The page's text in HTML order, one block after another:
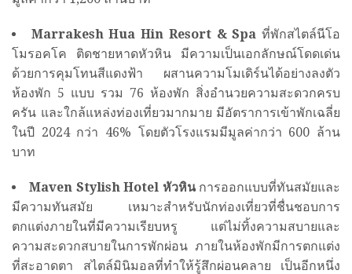
Marrakesh Hua Hin Resort & Spaที่พักสไตล์นีโอ
โมรอคโค ติดชายหาดหัวหิน มีความเป็นเอกลักษณ์โดดเด่น
ด้วยการคุมโทนสีแดงฟ้า ผสานความโมเดิร์นได้อย่างลงตัว
ห้องพัก 5 แบบ รวม 76 ห้องพัก สิ่งอำนวยความสะดวกครบ
ครัน และใกล้แหล่งท่องเที่ยวมากมาย มีอัตราการเข้าพักเฉลี่ย
ในปี 2024 กว่า 46% โดยตัวโรงแรมมีมูลค่ากว่า 600 ล้าน
บาท
Maven Stylish Hotel หัวหิน การออกแบบที่ทันสมัยและ
มีความทันสมัย เหมาะสำหรับนักท่องเที่ยวที่ชื่นชอบการ
ตกแต่งภายในที่มีความเรียบหรู แต่ไม่ทิ้งความสบายและ
ความสะดวกสบายในการพักผ่อน ภายในห้องพักมีการตกแต่ง
ที่สะอาดตา สไตล์มินิมอลที่ทำให้รู้สึกผ่อนคลาย เป็นอีกหนึ่ง